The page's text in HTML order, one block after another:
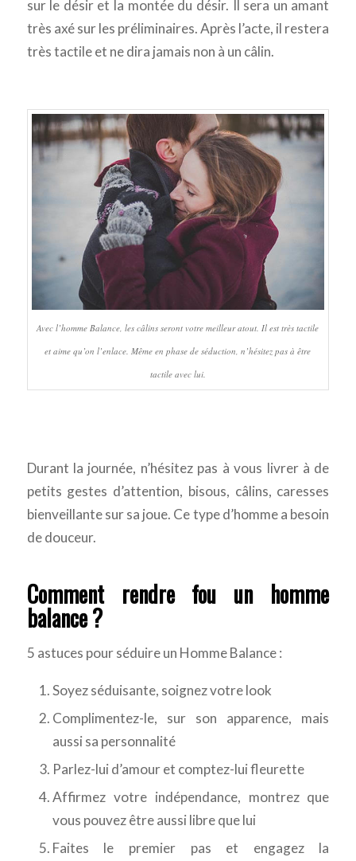
sur le désir et la montée du désir. Il sera un amant
très axé sur les préliminaires. Après l’acte, il restera
très tactile et ne dira jamais non à un câlin.
Avec l’homme Balance, les câlins seront votre meilleur atout. Il est très tactile
et aime qu’on l’enlace. Même en phase de séduction, n’hésitez pas à être
tactile avec lui.
Durant la journée, n’hésitez pas à vous livrer à de
petits gestes d’attention, bisous, câlins, caresses
bienveillante sur sa joue. Ce type d’homme a besoin
de douceur.
Comment rendre fou un homme
balance ?
5 astuces pour séduire un Homme Balance :
Soyez séduisante, soignez votre look
Complimentez-le, sur son apparence, mais
aussi sa personnalité
Parlez-lui d’amour et comptez-lui fleurette
Affirmez votre indépendance, montrez que
vous pouvez être aussi libre que lui
Faites le premier pas et engagez la